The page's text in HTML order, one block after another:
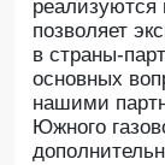
реализуются
позволяет
в страны-
основных
нашими
Южного